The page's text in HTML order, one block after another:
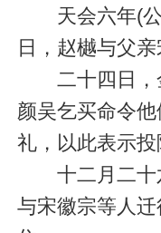
天会六年(公
日，赵樾与父亲
二十四日，
颜吴乞买命令
礼，以此表示投
十二月二十
与宋徽宗等人